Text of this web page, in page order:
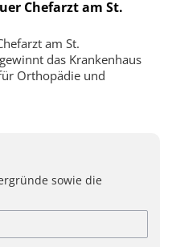
Chefarzt am St.
am St.
das Krankenhaus
Orthopädie und
sowie die